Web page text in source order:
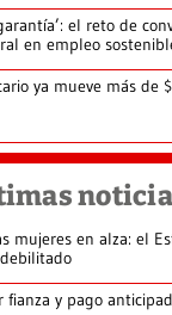
el reto de
en empleo
ya mueve más de
mujeres en alza: el
fianza y pago